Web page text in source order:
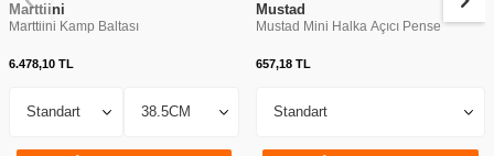
Marttiini
Marttiini Kamp Baltası
6.478,10 TL
Mustad
Mustad Mini Halka Açıcı Pense
657,18TL